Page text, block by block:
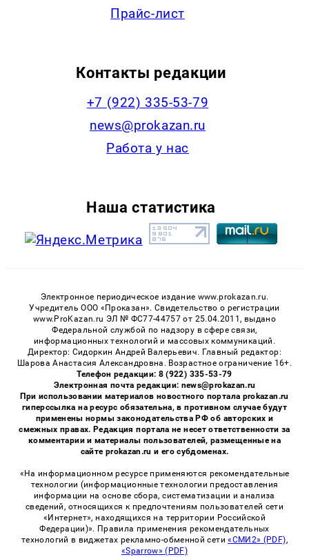
Прайс-лист
Контакты редакции
+7 (922) 335-53-79
news@prokazan.ru
Работа у нас
Наша статистика
Электронное периодическое издание www.prokazan.ru.
Учредитель ООО «Проказан». Cвидетельство о регистрации
www.ProKazan.ru ЭЛ № ФС77-44757 от 25.04.2011, выдано
Федеральной службой по надзору в сфере связи,
информационных технологий и массовых коммуникаций.
Директор: Сидоркин Андрей Валерьевич. Главный редактор:
Шарова Анастасия Александровна. Возрастное ограничение 16+.
Телефон редакции: 8 (922) 335-53-79
Электронная почта редакции: news@prokazan.ru
При использовании материалов новостного портала prokazan.ru
гиперссылка на ресурс обязательна, в противном случае будут
применены нормы законодательства РФ об авторских и
смежных правах. Редакция портала не несет ответственности за
комментарии и материалы пользователей, размещенные на
сайте prokazan.ru и его субдоменах.
«На информационном ресурсе применяются рекомендательные
технологии (информационные технологии предоставления
информации на основе сбора, систематизации и анализа
сведений, относящихся к предпочтениям пользователей сети
«Интернет», находящихся на территории Российской
Федерации)». Правила применения рекомендательных
технологий в виджетах рекламно-обменной сети«СМИ2» (PDF),
«Sparrow» (PDF)